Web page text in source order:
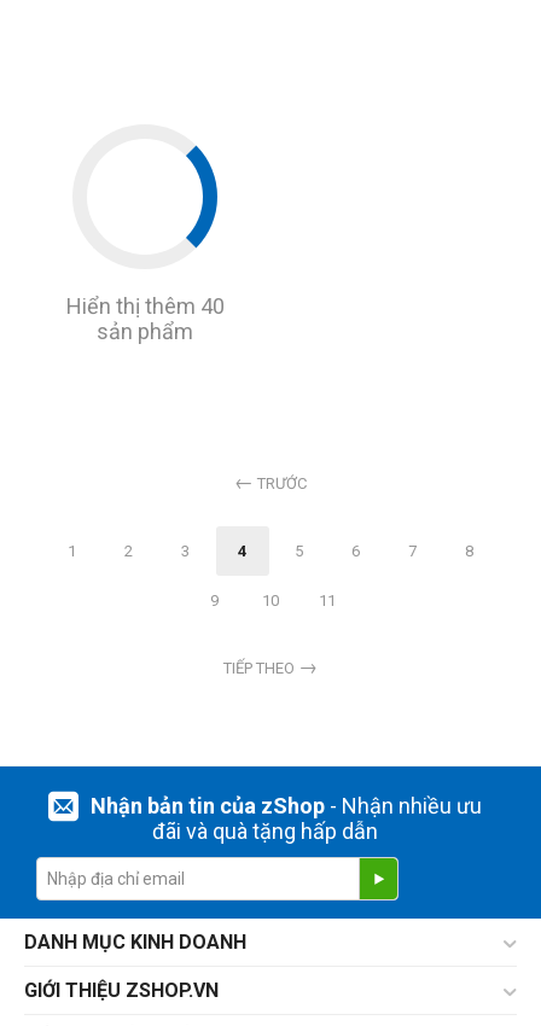
Hiển thị thêm 40
sản phẩm
TRƯỚC
1 2 3 4 5 6 7 8
9 10 11
TIẾP THEO
Nhận bản tin của zShop- Nhận nhiều ưu
đãi và quà tặng hấp dẫn
DANH MỤC KINH DOANH
GIỚI THIỆU ZSHOP.VN